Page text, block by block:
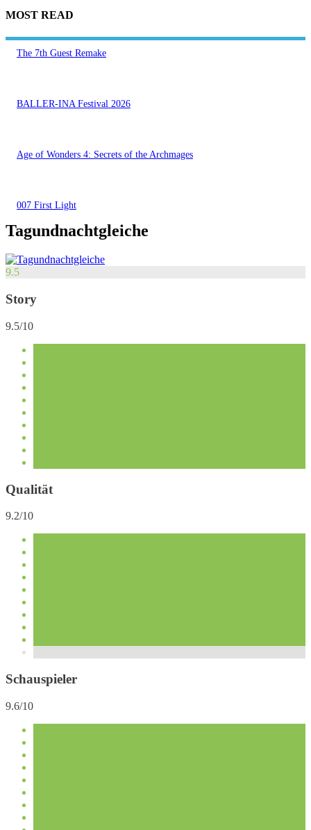
MOST READ
The 7th Guest Remake
BALLER-INA Festival 2026
Age of Wonders 4: Secrets of the Archmages
007 First Light
Tagundnachtgleiche
9.5
Story
9.5/10
Qualität
9.2/10
Schauspieler
9.6/10